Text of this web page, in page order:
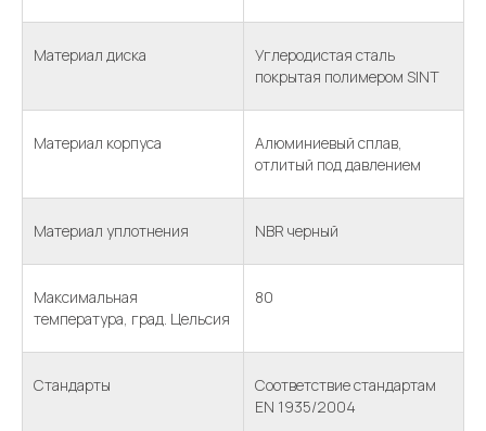
Материал диска
Углеродистая сталь
покрытая полимером SINT
Материал корпуса
Алюминиевый сплав,
отлитый под давлением
Материал уплотнения NBR черный
Максимальная
температура, град. Цельсия
80
Стандарты
Соответствие стандартам
EN 1935/2004